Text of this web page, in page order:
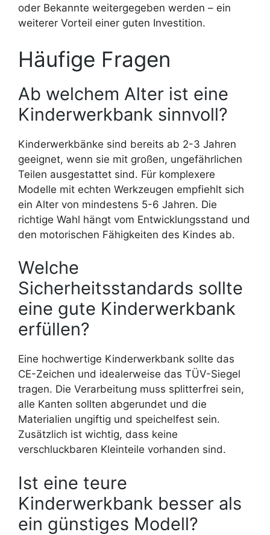
oder Bekannte weitergegeben werden – ein
weiterer Vorteil einer guten Investition.
Häufige Fragen
Ab welchem Alter ist eine
Kinderwerkbank sinnvoll?
Kinderwerkbänke sind bereits ab 2-3 Jahren
geeignet, wenn sie mit großen, ungefährlichen
Teilen ausgestattet sind. Für komplexere
Modelle mit echten Werkzeugen empfiehlt sich
ein Alter von mindestens 5-6 Jahren. Die
richtige Wahl hängt vom Entwicklungsstand und
den motorischen Fähigkeiten des Kindes ab.
Welche
Sicherheitsstandards sollte
eine gute Kinderwerkbank
erfüllen?
Eine hochwertige Kinderwerkbank sollte das
CE-Zeichen und idealerweise das TÜV-Siegel
tragen. Die Verarbeitung muss splitterfrei sein,
alle Kanten sollten abgerundet und die
Materialien ungiftig und speichelfest sein.
Zusätzlich ist wichtig, dass keine
verschluckbaren Kleinteile vorhanden sind.
Ist eine teure
Kinderwerkbank besser als
ein günstiges Modell?